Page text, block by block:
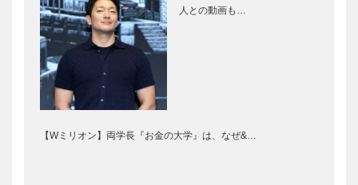
人との動画も…
【Wミリオン】両学長『お金の大学』は、なぜ&…